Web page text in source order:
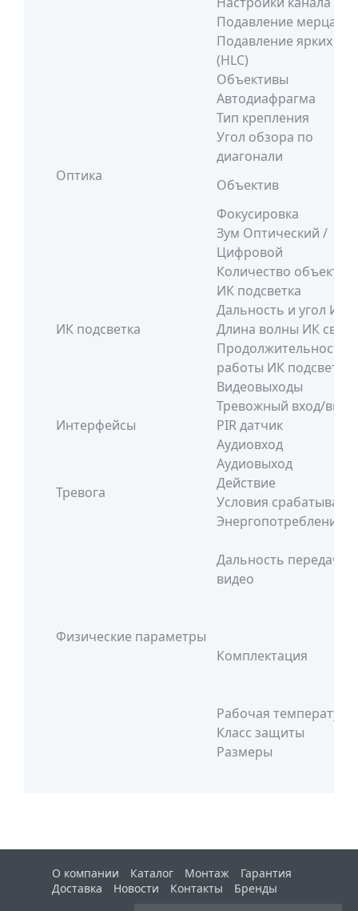
Подавление
Подавление ярких
(HLC)
Оптика
Объективы
Автодиафрагма
Тип крепления
Угол обзора по
диагонали
Объектив
Фокусировка
Зум Оптический /
Цифровой
Количество
ИК подсветка
ИК подсветка
Дальность и угол ИК
Длина волны ИК света
Продолжительность
работы ИК подсветки
Интерфейсы
Видеовыходы
Тревожный вход/
PIR датчик
Аудиовход
Аудиовыход
Тревога
Действие
Условия
Физические параметры
Энергопотребление
Дальность передачи
видео
Комплектация
Рабочая температура
Класс защиты
Размеры
О компании Каталог Монтаж
Гарантия
Доставка
Новости Контакты Бренды